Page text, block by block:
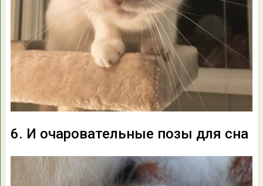
6. И очаровательные позы для сна